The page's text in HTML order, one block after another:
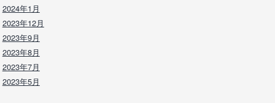
2024年1月
2023年12月
2023年9月
2023年8月
2023年7月
2023年5月